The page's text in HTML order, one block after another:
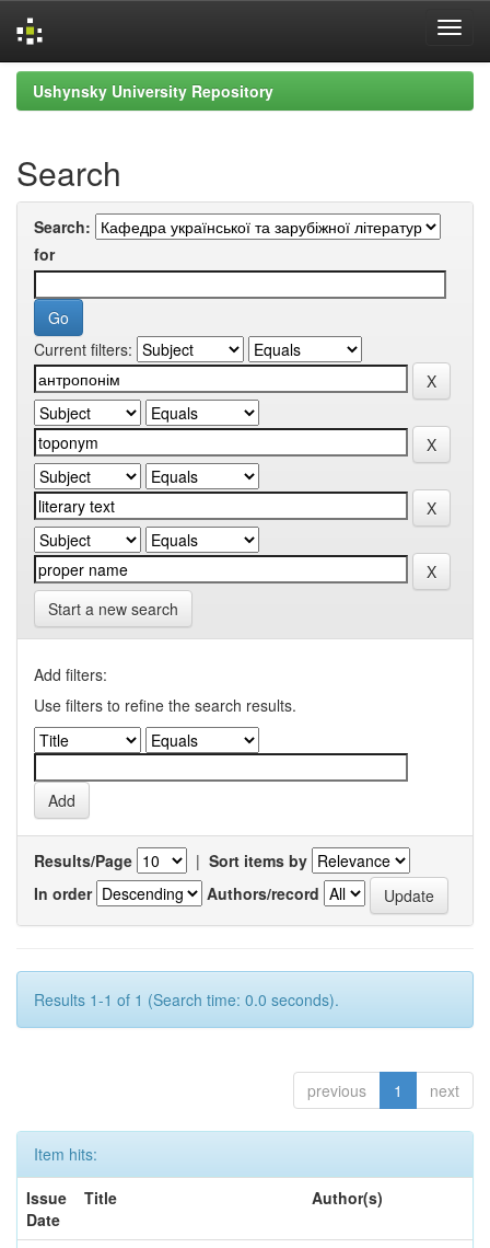
Skip
navigation
Ushynsky University Repository
Search
Search:
for
Current filters:
Start a new search
Add filters:
Use filters to refine the search results.
Results/Page | Sort items by
In order
Authors/record
Results 1-1 of 1 (Search time: 0.0 seconds).
previous 1 next
Item hits:
Issue
Date
Title Author(s)